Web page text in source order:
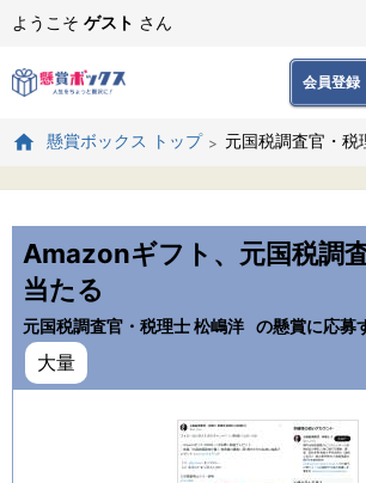
ようこそ ゲスト さん
会員登録
懸賞ボックス トップ 元国税調査官・税
Amazonギフト、元国税調
当たる
元国税調査官・税理士 松嶋洋 の懸賞に応募
大量